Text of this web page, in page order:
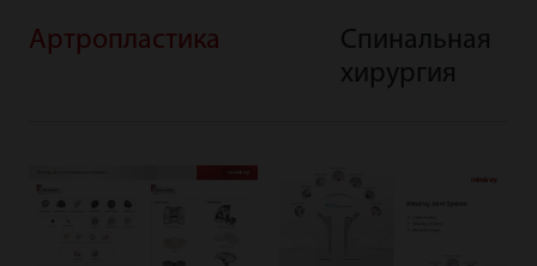
Артропластика
Спинальная
хирургия